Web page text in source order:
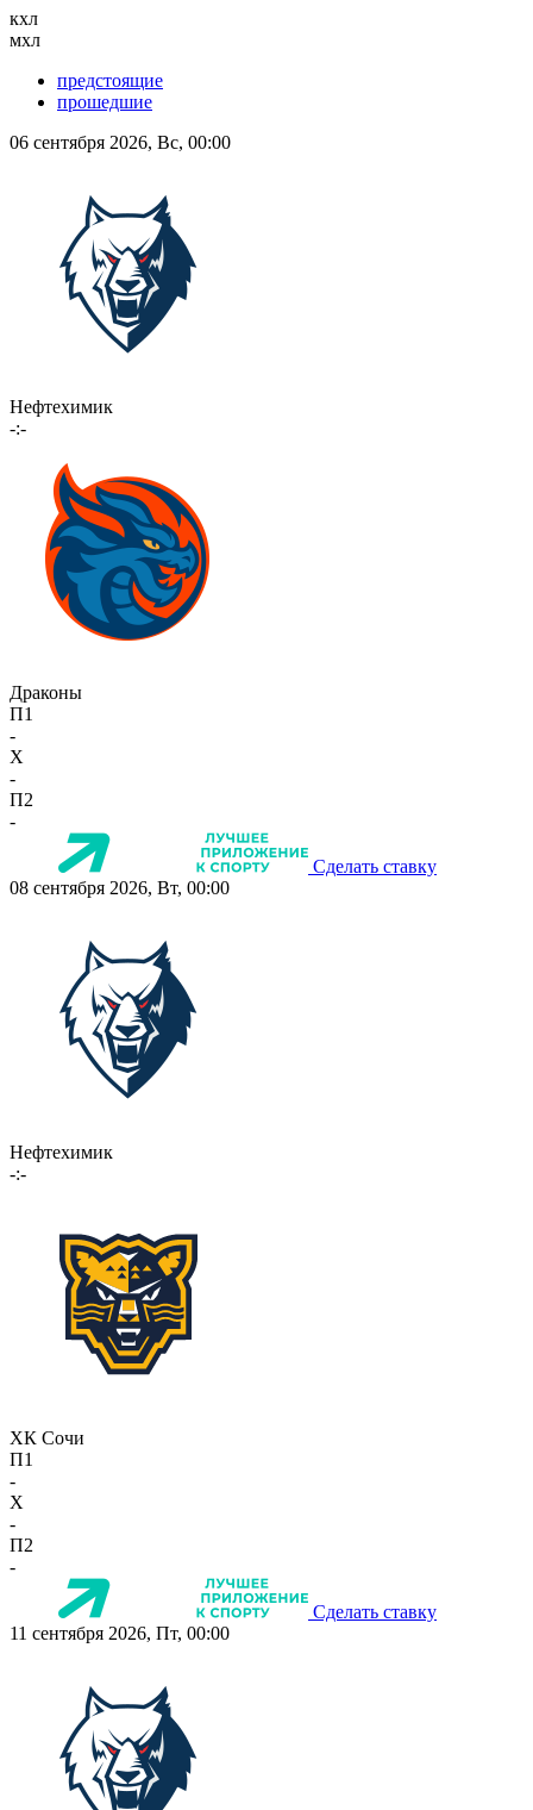
кхл
мхл
предстоящие
прошедшие
06 сентября 2026, Вс, 00:00
Нефтехимик
-:-
Драконы
П1
-
X
-
П2
-
Сделать ставку
08 сентября 2026, Вт, 00:00
Нефтехимик
-:-
ХК Сочи
П1
-
X
-
П2
-
Сделать ставку
11 сентября 2026, Пт, 00:00